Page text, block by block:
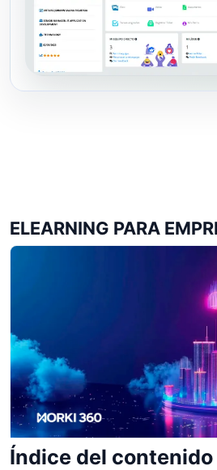
ELEARNING PARA
Índice del contenido